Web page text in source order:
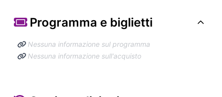
Programma e biglietti
Nessuna informazione sul programma
Nessuna informazione sull'acquisto